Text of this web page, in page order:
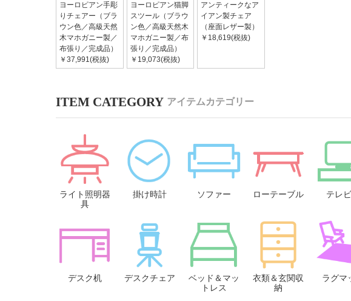
ヨーロピアン手彫
りチェアー（ブラ
ウン色／高級天然
木マホガニー製／
布張り／完成品）
￥37,991(税抜)
ヨーロピアン猫脚
スツール（ブラウ
ン色／高級天然木
マホガニー製／布
張り／完成品）
￥19,073(税抜)
アンティークなア
イアン製チェア
（座面レザー製）
￥18,619(税抜)
アイテムカテゴリー
ライト照明器
具
掛け時計 ソファー ローテーブル テレ
デスク机 デスクチェア
ベッド＆マッ
トレス
衣類＆玄関収
納
ラグマ